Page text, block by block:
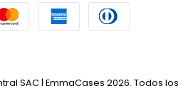
SAC | EmmaCases 2026. Todos los